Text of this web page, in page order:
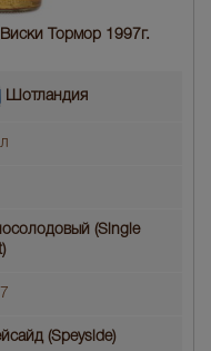
Тормор 1997г.
Шотландия
(Single
(Speyside)